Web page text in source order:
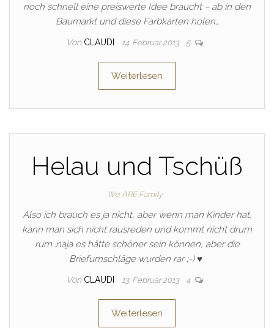
noch schnell eine preiswerte Idee braucht – ab in den
Baumarkt und diese Farbkarten holen…
Von CLAUDI 14. Februar 2013 5
Weiterlesen
Helau und Tschüß
We ARE Family
Also ich brauch es ja nicht, aber wenn man Kinder hat,
kann man sich nicht rausreden und kommt nicht drum
rum…naja es hätte schöner sein können, aber die
Briefumschläge wurden rar ;-) ♥
Von CLAUDI 13. Februar 2013 4
Weiterlesen